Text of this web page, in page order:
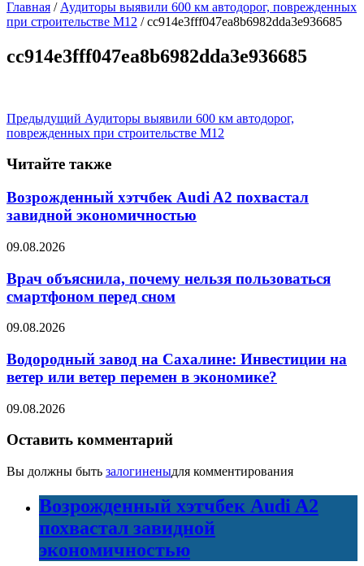
Главная / Аудиторы выявили 600 км автодорог, поврежденных
при строительстве М12 /cc914e3fff047ea8b6982dda3e936685
cc914e3fff047ea8b6982dda3e936685
Предыдущий Аудиторы выявили 600 км автодорог,
поврежденных при строительстве М12
Читайте также
Возрожденный хэтчбек Audi A2 похвастал
завидной экономичностью
09.08.2026
Врач объяснила, почему нельзя пользоваться
смартфоном перед сном
09.08.2026
Водородный завод на Сахалине: Инвестиции на
ветер или ветер перемен в экономике?
09.08.2026
Оставить комментарий
Вы должны быть залогиненыдля комментирования
Возрожденный хэтчбек Audi A2
похвастал завидной
экономичностью